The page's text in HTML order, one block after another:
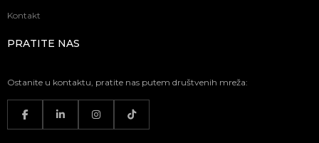
Kontakt
PRATITE NAS
Ostanite u kontaktu, pratite nas putem društvenih mreža: